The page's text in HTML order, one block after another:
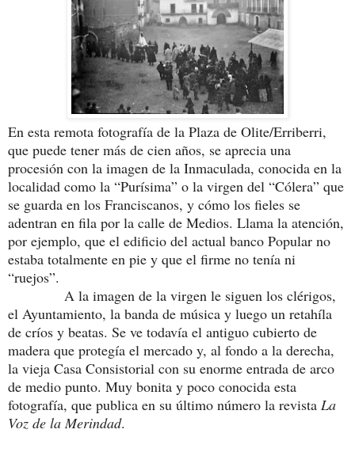
En esta remota fotografía de la Plaza de Olite/Erriberri,
que puede tener más de cien años, se aprecia una
procesión con la imagen de la Inmaculada, conocida en la
localidad como la “Purísima” o la virgen del “Cólera” que
se guarda en los Franciscanos, y cómo los fieles se
adentran en fila por la calle de Medios. Llama la atención,
por ejemplo, que el edificio del actual banco Popular no
estaba totalmente en pie y que el firme no tenía ni
“ruejos”.
A la imagen de la virgen le siguen los clérigos,
el Ayuntamiento, la banda de música y luego un retahíla
de críos y beatas. Se ve todavía el antiguo cubierto de
madera que protegía el mercado y, al fondo a la derecha,
la vieja Casa Consistorial con su enorme entrada de arco
de medio punto. Muy bonita y poco conocida esta
fotografía, que publica en su último número la revista La
Voz de la Merindad.